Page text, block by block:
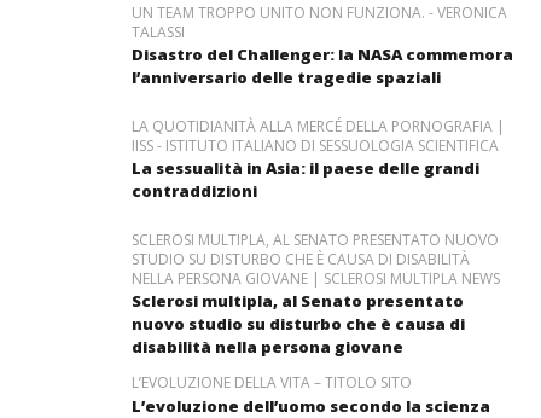
UN TEAM TROPPO UNITO NON FUNZIONA. - VERONICA
TALASSI
Disastro del Challenger: la NASA commemora
l’anniversario delle tragedie spaziali
LA QUOTIDIANITÀ ALLA MERCÉ DELLA PORNOGRAFIA |
IISS - ISTITUTO ITALIANO DI SESSUOLOGIA SCIENTIFICA
La sessualità in Asia: il paese delle grandi
contraddizioni
SCLEROSI MULTIPLA, AL SENATO PRESENTATO NUOVO
STUDIO SU DISTURBO CHE È CAUSA DI DISABILITÀ
NELLA PERSONA GIOVANE | SCLEROSI MULTIPLA NEWS
Sclerosi multipla, al Senato presentato
nuovo studio su disturbo che è causa di
disabilità nella persona giovane
L’EVOLUZIONE DELLA VITA – TITOLO SITO
L’evoluzione dell’uomo secondo la scienza